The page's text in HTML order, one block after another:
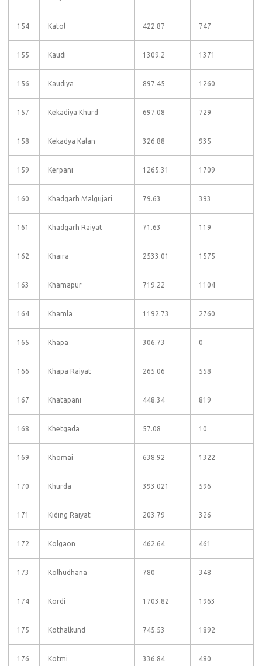
154 Katol 422.87 747
155 Kaudi 1309.2 1371
156 Kaudiya 897.45 1260
157 Kekadiya Khurd 697.08 729
158 Kekadya Kalan 326.88 935
159 Kerpani 1265.31 1709
160 Khadgarh Malgujari 79.63 393
161 Khadgarh Raiyat 71.63 119
162 Khaira 2533.01 1575
163 Khamapur 719.22 1104
164 Khamla 1192.73 2760
165 Khapa 306.73 0
166 Khapa Raiyat 265.06 558
167 Khatapani 448.34 819
168 Khetgada 57.08 10
169 Khomai 638.92 1322
170 Khurda 393.021 596
171 Kiding Raiyat 203.79 326
172 Kolgaon 462.64 461
173 Kolhudhana 780 348
174 Kordi 1703.82 1963
175 Kothalkund 745.53 1892
176 Kotmi 336.84 480